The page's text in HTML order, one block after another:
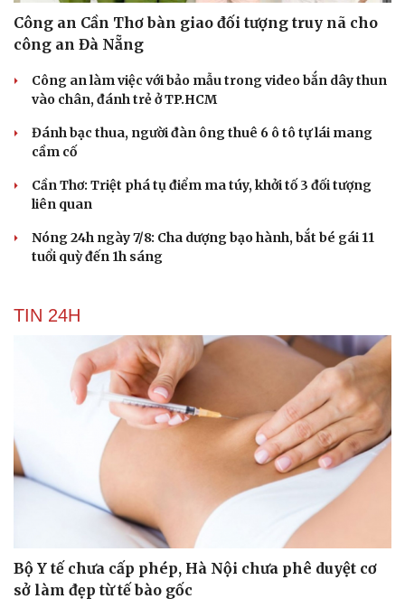
Du lịch
Tư vấn
Podcast
Công an Cần Thơ bàn giao đối tượng truy nã cho
công an Đà Nẵng
Công an làm việc với bảo mẫu trong video bắn dây thun
vào chân, đánh trẻ ở TP.HCM
Đánh bạc thua, người đàn ông thuê 6 ô tô tự lái mang
cầm cố
Cần Thơ: Triệt phá tụ điểm ma túy, khởi tố 3 đối tượng
liên quan
Nóng 24h ngày 7/8: Cha dượng bạo hành, bắt bé gái 11
tuổi quỳ đến 1h sáng
TIN 24H
Bộ Y tế chưa cấp phép, Hà Nội chưa phê duyệt cơ
sở làm đẹp từ tế bào gốc